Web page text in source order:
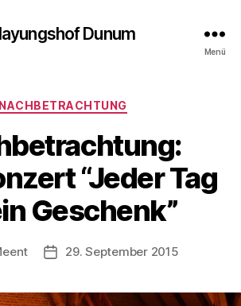
Dunum
Menü
Kategorien
NACHBETRACHTUNG
“Jeder Tag
Geschenk”
Beitragsdatum
29. September 2015